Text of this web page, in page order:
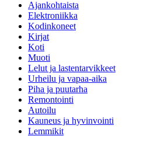
Ajankohtaista
Elektroniikka
Kodinkoneet
Kirjat
Koti
Muoti
Lelut ja lastentarvikkeet
Urheilu ja vapaa-aika
Piha ja puutarha
Remontointi
Autoilu
Kauneus ja hyvinvointi
Lemmikit